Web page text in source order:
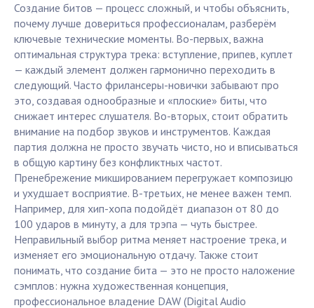
Создание битов — процесс сложный, и чтобы объяснить,
почему лучше довериться профессионалам, разберём
ключевые технические моменты. Во-первых, важна
оптимальная структура трека: вступление, припев, куплет
— каждый элемент должен гармонично переходить в
следующий. Часто фрилансеры-новички забывают про
это, создавая однообразные и «плоские» биты, что
снижает интерес слушателя. Во-вторых, стоит обратить
внимание на подбор звуков и инструментов. Каждая
партия должна не просто звучать чисто, но и вписываться
в общую картину без конфликтных частот.
Пренебрежение микшированием перегружает композицю
и ухудшает восприятие. В-третьих, не менее важен темп.
Например, для хип-хопа подойдёт диапазон от 80 до
100 ударов в минуту, а для трэпа — чуть быстрее.
Неправильный выбор ритма меняет настроение трека, и
изменяет его эмоциональную отдачу. Также стоит
понимать, что создание бита — это не просто наложение
сэмплов: нужна художественная концепция,
профессиональное владение DAW (Digital Audio